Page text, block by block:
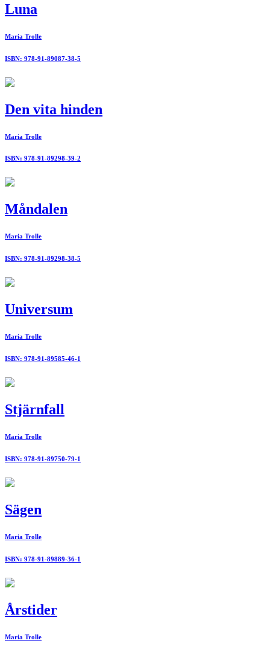
Luna
Maria Trolle
ISBN: 978-91-89087-38-5
Den vita hinden
Maria Trolle
ISBN: 978-91-89298-39-2
Måndalen
Maria Trolle
ISBN: 978-91-89298-38-5
Universum
Maria Trolle
ISBN: 978-91-89585-46-1
Stjärnfall
Maria Trolle
ISBN: 978-91-89750-79-1
Sägen
Maria Trolle
ISBN: 978-91-89889-36-1
Årstider
Maria Trolle